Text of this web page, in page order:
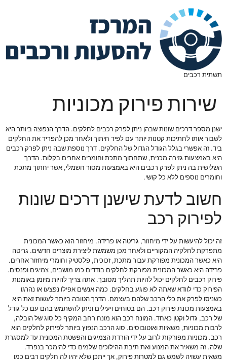
תשתית רכבים
שירות פירוק מכוניות
ישנן מספר דרכים שונות שבהן ניתן לפרק רכבים לחלקים. הדרך הנפוצה ביותר היא
לשבור אותו לחתיכות קטנות יותר עם לפיד חיתוך ולאחר מכן להפריד את החלקים
ביד. זה אפשרי בגלל הגודל הגדול של החלקים. דרך נוספת שבה ניתן לפרק רכבים
היא באמצעות גזירה מכנית, שתחתוך מתכת וחומרים אחרים בקלות. הדרך
השלישית בה ניתן לפרק רכבים היא באמצעות מסור חשמלי, אשר יחתוך מתכת
וחומרים נוספים ללא כל קושי.
חשוב לדעת שישנן דרכים שונות
לפירוק רכב
זה יכול להיעשות על ידי מיחזור, גריטה או פרידה. מיחזור הוא כאשר המכונית
מתפרקת לחלקיה המקוריים ולאחר מכן משמשת ליצירת מוצרים חדשים. גריטה
היא כאשר המכונית מפורקת עבור מתכת, זכוכית, פלסטיק וחומרי מיחזור אחרים.
פרידה היא כאשר המכונית מפורקת לחלקים בודדים כמו מושבים, צמיגים ופנסים.
פירוק רכבים לחלקים יכול להיות תהליך מסובך. אתה צריך להיות מיומן באומנות
הפירוק כדי לוודא שאתה לא פוגע בחלקים. כמה אנשים אפילו נפצעו או נהרגו
כשניסו לפרק את כלי הרכב שלהם בעצמם. הדרך הטובה ביותר לעשות זאת היא
באמצעות מכונת פירוק רכב. הם בטוחים ויעילים וניתן להשתמש בהם עם כל גודל
של רכב, גדול וקטן כאחד. המונח רכב הוא מונח רחב המקיף כל סוג של הובלה,
לרבות מכוניות, משאיות ואוטובוסים. סוג הרכב הנפוץ ביותר לפירוק לחלקים הוא
רכב. מכוניות מפורקות לרוב על ידי הורדת הצמיגים והפשטת המכונית עד למסגרת
שלה. זה משאיר את המנוע ואת תיבת ההילוכים שלמים כדי להימכר בנפרד.
משאית עשויה לשמש גם למטרות פירוק, אך ייתכן שלא יהיו לה חלקים רבים כמו